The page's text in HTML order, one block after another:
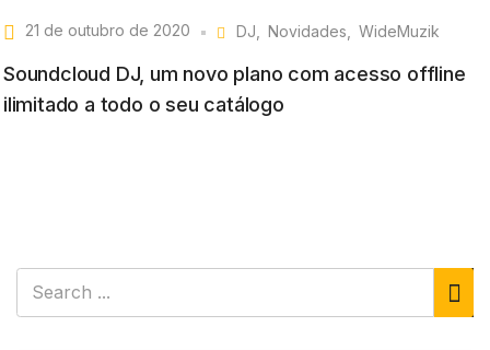
21 de outubro de 2020 DJ Novidades WideMuzik
Soundcloud DJ, um novo plano com acesso offline
ilimitado a todo o seu catálogo